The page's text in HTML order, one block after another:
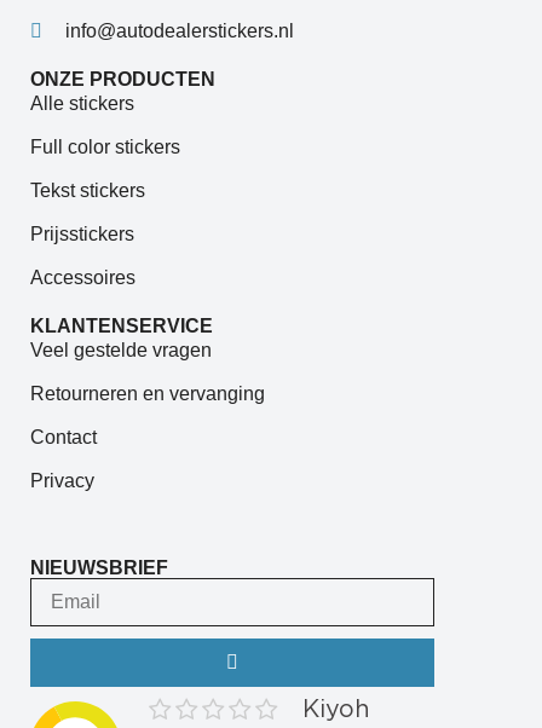
info@autodealerstickers.nl
ONZE PRODUCTEN
Alle stickers
Full color stickers
Tekst stickers
Prijsstickers
Accessoires
KLANTENSERVICE
Veel gestelde vragen
Retourneren en vervanging
Contact
Privacy
NIEUWSBRIEF